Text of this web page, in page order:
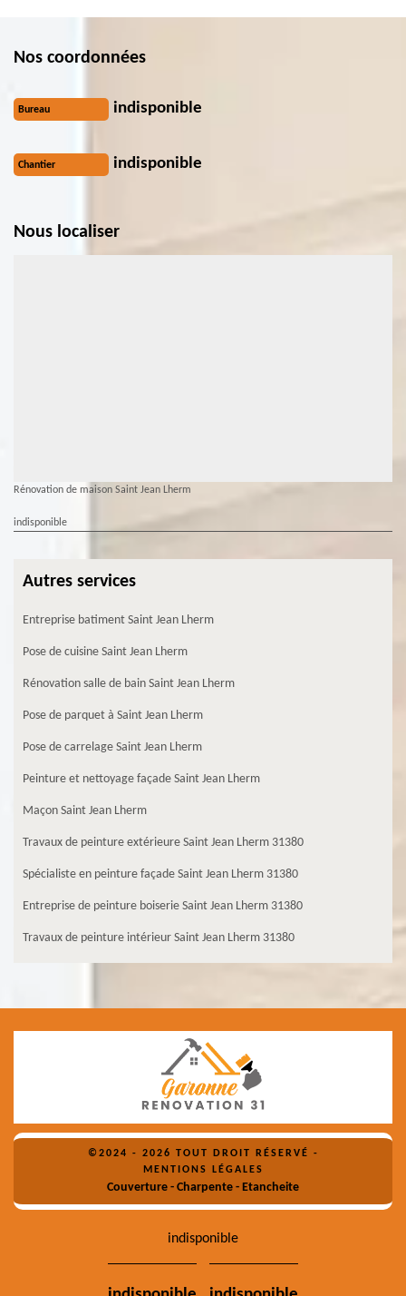
Nos coordonnées
Bureau indisponible
Chantier indisponible
Nous localiser
Rénovation de maison Saint Jean Lherm
indisponible
Autres services
Entreprise batiment Saint Jean Lherm
Pose de cuisine Saint Jean Lherm
Rénovation salle de bain Saint Jean Lherm
Pose de parquet à Saint Jean Lherm
Pose de carrelage Saint Jean Lherm
Peinture et nettoyage façade Saint Jean Lherm
Maçon Saint Jean Lherm
Travaux de peinture extérieure Saint Jean Lherm 31380
Spécialiste en peinture façade Saint Jean Lherm 31380
Entreprise de peinture boiserie Saint Jean Lherm 31380
Travaux de peinture intérieur Saint Jean Lherm 31380
©2024 - 2026 TOUT DROIT RÉSERVÉ -
MENTIONS LÉGALES
Couverture - Charpente - Etancheite
indisponible